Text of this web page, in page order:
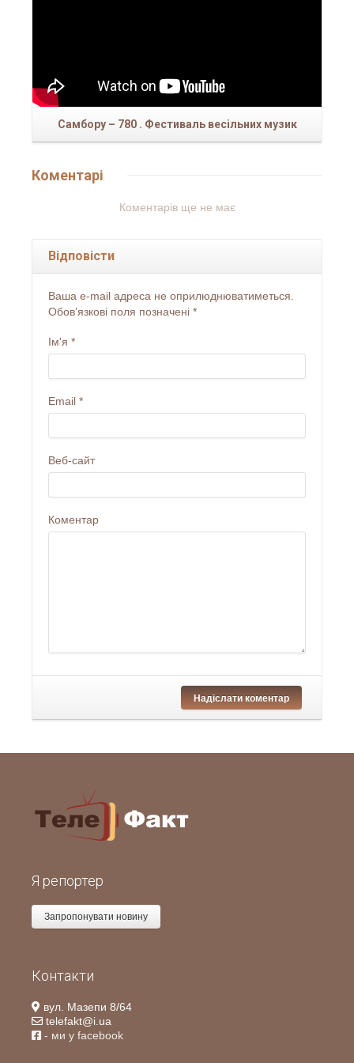
Самбору – 780 . Фестиваль весільних музик
Коментарі
Коментарів ще не має
Відповісти
Ваша e-mail адреса не оприлюднюватиметься.
Обов’язкові поля позначені *
Ім'я *
Email *
Веб-сайт
Коментар
Надіслати коментар
Я репортер
Запропонувати новину
Контакти
вул. Мазепи 8/64
telefakt@i.ua
- ми у facebook